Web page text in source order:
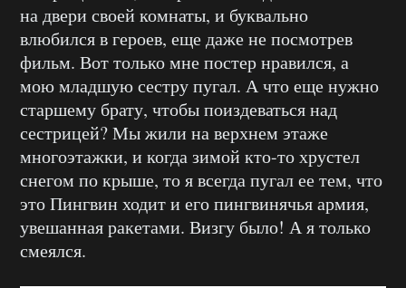
на двери своей комнаты, и буквально
влюбился в героев, еще даже не посмотрев
фильм. Вот только мне постер нравился, а
мою младшую сестру пугал. А что еще нужно
старшему брату, чтобы поиздеваться над
сестрицей? Мы жили на верхнем этаже
многоэтажки, и когда зимой кто-то хрустел
снегом по крыше, то я всегда пугал ее тем, что
это Пингвин ходит и его пингвинячья армия,
увешанная ракетами. Визгу было! А я только
смеялся.